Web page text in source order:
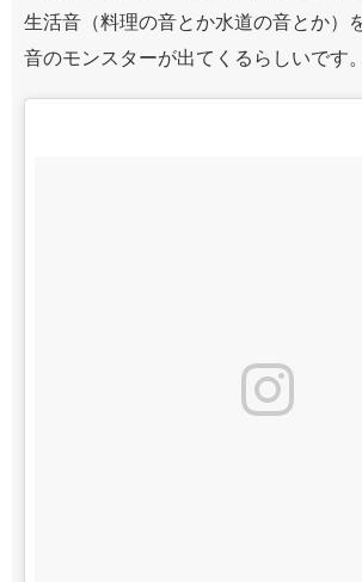
生活音（料理の音とか水道の音とか）
音のモンスターが出てくるらしいです。